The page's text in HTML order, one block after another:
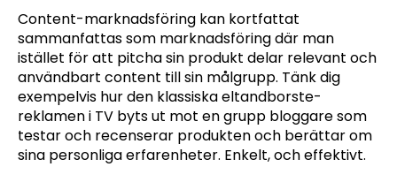
Content-marknadsföring kan kortfattat
sammanfattas som marknadsföring där man
istället för att pitcha sin produkt delar relevant och
användbart content till sin målgrupp. Tänk dig
exempelvis hur den klassiska eltandborste-
reklamen i TV byts ut mot en grupp bloggare som
testar och recenserar produkten och berättar om
sina personliga erfarenheter. Enkelt, och effektivt.